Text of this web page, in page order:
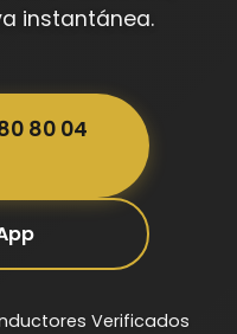
instantánea.
80 04
Verificados